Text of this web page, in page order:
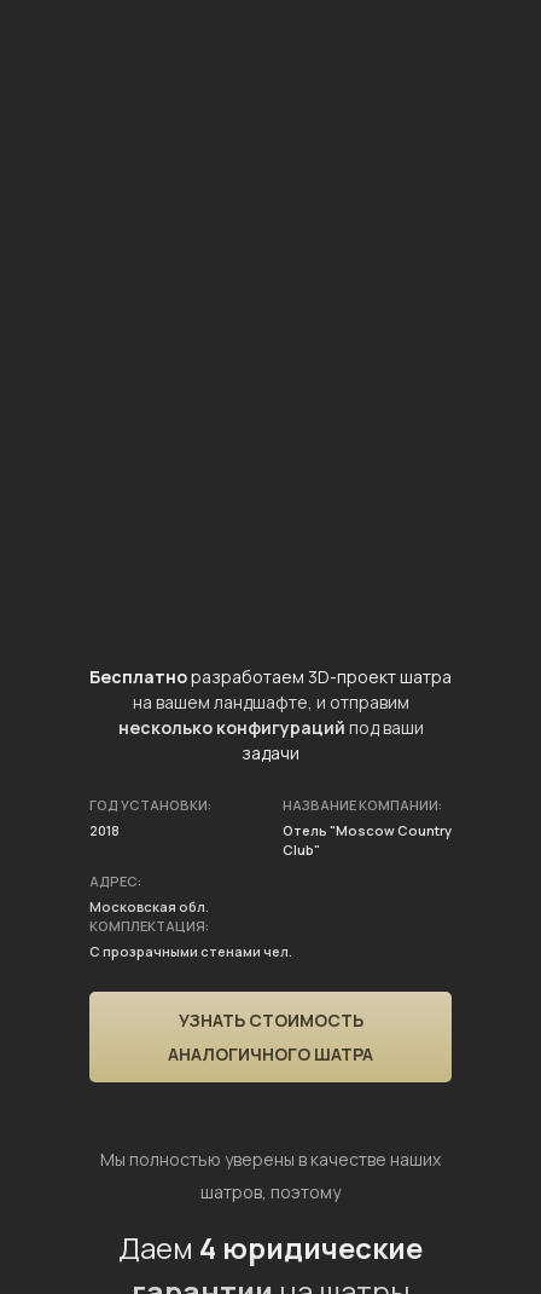
Бесплатноразработаем 3D-проект шатра
на вашем ландшафте, и отправим
несколько конфигураций под ваши
задачи
ГОД УСТАНОВКИ:
2018
НАЗВАНИЕ КОМПАНИИ:
Отель "Moscow Country
Club"
АДРЕС:
Московская обл.
КОМПЛЕКТАЦИЯ:
С прозрачными стенами чел.
УЗНАТЬ СТОИМОСТЬ
АНАЛОГИЧНОГО ШАТРА
Мы полностью уверены в качестве наших
шатров, поэтому
Даем 4 юридические